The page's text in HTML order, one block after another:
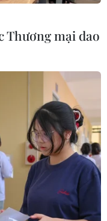
có
mại dao